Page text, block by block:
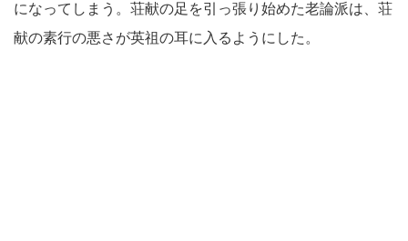
になってしまう。荘献の足を引っ張り始めた老論派は、荘
献の素行の悪さが英祖の耳に入るようにした。